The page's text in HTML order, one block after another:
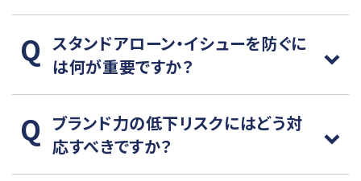
スタンドアローン・イシューを防ぐに
は何が重要ですか？
ブランド力の低下リスクにはどう対
応すべきですか？